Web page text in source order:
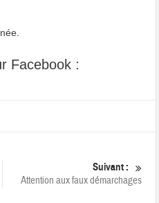
Facebook :
Suivant :
Attention aux faux démarchages